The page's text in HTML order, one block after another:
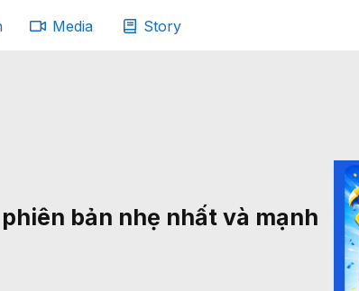
Media Story
bản nhẹ nhất và mạnh